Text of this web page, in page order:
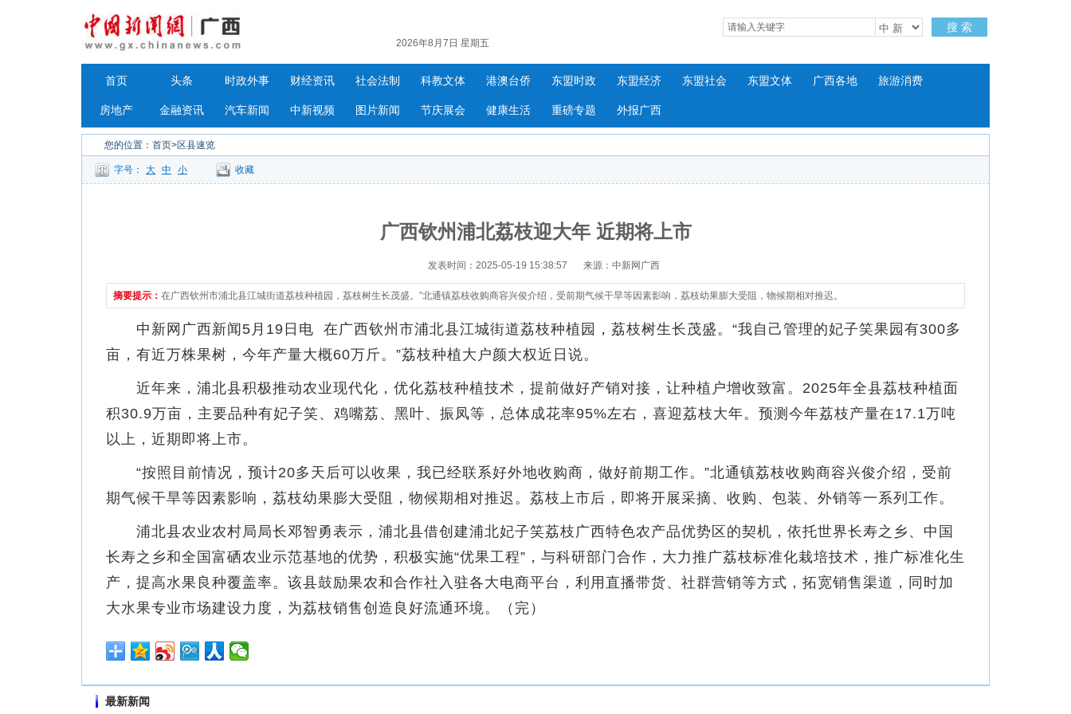
2026年8月7日 星期五
搜 索
首页 头条 时政外事 财经资讯 社会法制 科教文体 港澳台侨 东盟时政 东盟经济 东盟社会 东盟文体 广西各地 旅游消费
房地产 金融资讯 汽车新闻 中新视频 图片新闻 节庆展会 健康生活 重磅专题 外报广西
您的位置： 首页>区县速览
字号： 大 中 小 收藏
广西钦州浦北荔枝迎大年 近期将上市
发表时间：2025-05-19 15:38:57 来源：中新网广西
摘要提示： 在广西钦州市浦北县江城街道荔枝种植园，荔枝树生长茂盛。”北通镇荔枝收购商容兴俊介绍，受前期气候干旱等因素影响，荔枝幼果膨大受阻，物候期相对推迟。
中新网广西新闻5月19日电 在广西钦州市浦北县江城街道荔枝种植园，荔枝树生长茂盛。“我自己管理的妃子笑果园有300多
亩，有近万株果树，今年产量大概60万斤。”荔枝种植大户颜大权近日说。
近年来，浦北县积极推动农业现代化，优化荔枝种植技术，提前做好产销对接，让种植户增收致富。2025年全县荔枝种植面
积30.9万亩，主要品种有妃子笑、鸡嘴荔、黑叶、振凤等，总体成花率95%左右，喜迎荔枝大年。预测今年荔枝产量在17.1万吨
以上，近期即将上市。
“按照目前情况，预计20多天后可以收果，我已经联系好外地收购商，做好前期工作。”北通镇荔枝收购商容兴俊介绍，受前
期气候干旱等因素影响，荔枝幼果膨大受阻，物候期相对推迟。荔枝上市后，即将开展采摘、收购、包装、外销等一系列工作。
浦北县农业农村局局长邓智勇表示，浦北县借创建浦北妃子笑荔枝广西特色农产品优势区的契机，依托世界长寿之乡、中国
长寿之乡和全国富硒农业示范基地的优势，积极实施“优果工程”，与科研部门合作，大力推广荔枝标准化栽培技术，推广标准化生
产，提高水果良种覆盖率。该县鼓励果农和合作社入驻各大电商平台，利用直播带货、社群营销等方式，拓宽销售渠道，同时加
大水果专业市场建设力度，为荔枝销售创造良好流通环境。（完）
最新新闻